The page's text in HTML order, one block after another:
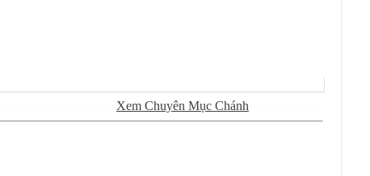
Ðánh Dấu Ðã Ðọc
Xem Chuyên Mục Chánh